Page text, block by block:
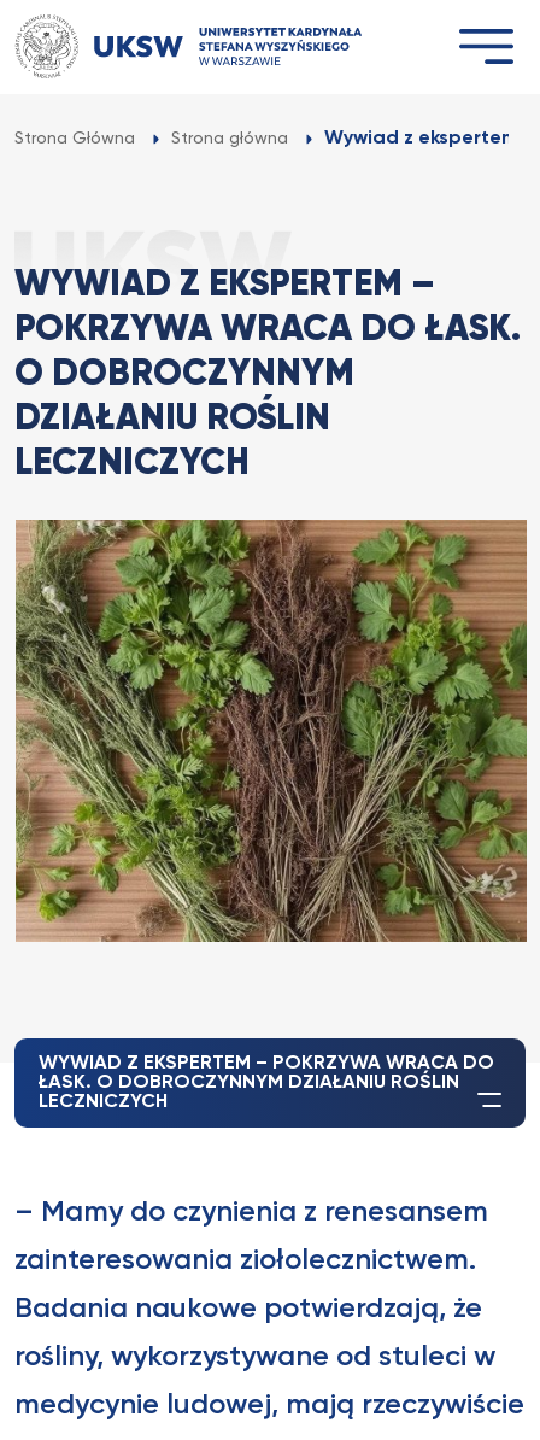
Przejdź
do
treści
Strona Główna Strona główna Wywiad z ekspertem –
WYWIAD Z EKSPERTEM –
POKRZYWA WRACA DO ŁASK.
O DOBROCZYNNYM
DZIAŁANIU ROŚLIN
LECZNICZYCH
WYWIAD Z EKSPERTEM – POKRZYWA WRACA DO
ŁASK. O DOBROCZYNNYM DZIAŁANIU ROŚLIN
LECZNICZYCH
– Mamy do czynienia z renesansem
zainteresowania ziołolecznictwem.
Badania naukowe potwierdzają, że
rośliny, wykorzystywane od stuleci w
medycynie ludowej, mają rzeczywiście